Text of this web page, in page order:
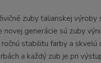
zuby talianskej výroby
novej generácie sú zuby
stabilitu farby a
a každý zub je pri